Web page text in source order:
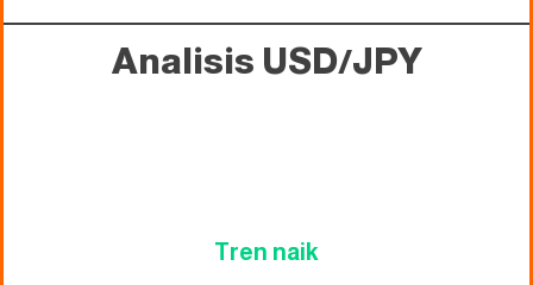
Analisis USD/JPY
Tren naik